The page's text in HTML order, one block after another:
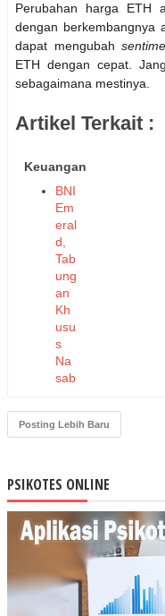
Perubahan harga ETH
dengan berkembangnya
dapat mengubah
ETH dengan cepat.
sebagaimana mestinya.
Artikel Terkait :
Keuangan
BNI
Em
eral
d,
Tab
ung
an
Kh
usu
s
Na
sab
Pe
ntin
war
kan
Ber
bag
ung
Posting Lebih Baru
PSIKOTES ONLINE